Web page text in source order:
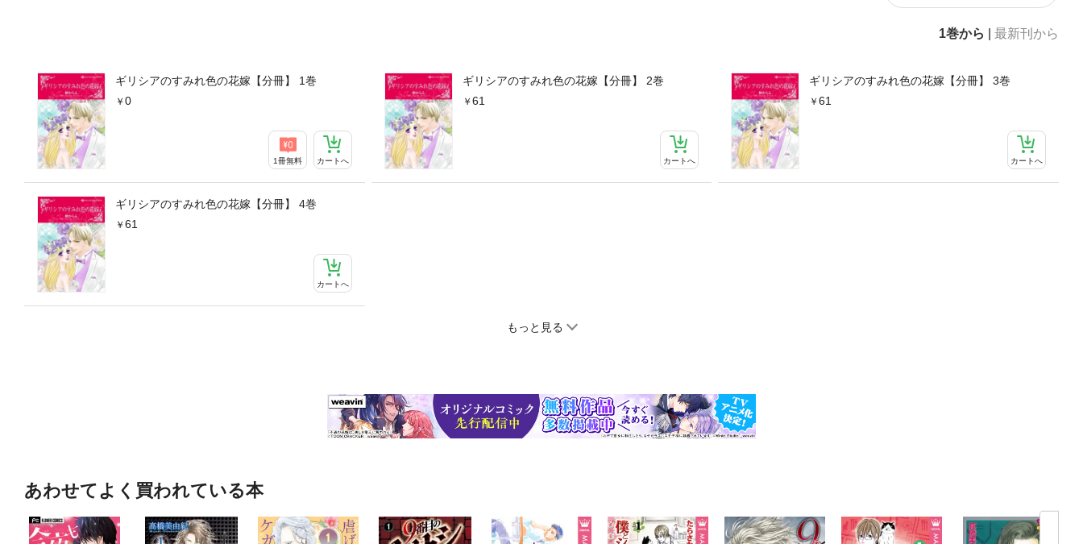
1巻から 最新刊から
ギリシアのすみれ色の花嫁【分冊】 1巻
0
1冊無料 カートへ
ギリシアのすみれ色の花嫁【分冊】 2巻
61
カートへ
ギリシアのすみれ色の花嫁【分冊】 3巻
61
カートへ
ギリシアのすみれ色の花嫁【分冊】 4巻
61
カートへ
もっと見る
あわせてよく買われている本